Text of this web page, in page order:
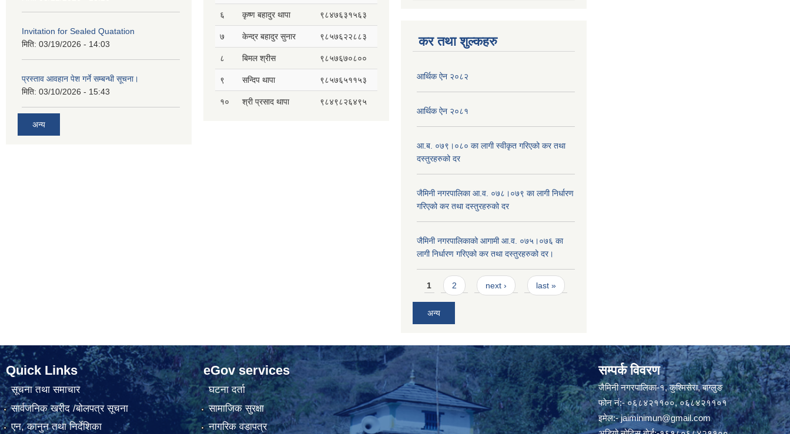
Invitation for Sealed Quatation
मिति: 03/19/2026 - 14:03
प्रस्ताव आवहान पेश गर्ने सम्बन्धी सूचना।
मिति: 03/10/2026 - 15:43
अन्य
६ कृष्ण बहादुर थापा ९८४७६३१५६३
७ केन्द्र बहादुर सुनार ९८५७६२२८८३
८ बिमल श्रीस ९८५७६७०८००
९ सन्दिप थापा ९८५७६५११५३
१० श्री प्रसाद थापा ९८४९८२६४९५
कर तथा शुल्कहरु
आर्थिक ऐन २०८२
आर्थिक ऐन २०८१
आ.ब. ०७९।०८० का लागी स्वीकृत गरिएको कर तथा
दस्तुरहरुको दर
जैमिनी नगरपालिका आ.व. ०७८।०७९ का लागी निर्धारण
गरिएको कर तथा दस्तुरहरुको दर
जैमिनी नगरपालिकाको आगामी आ.व. ०७५।०७६ का
लागी निर्धारण गरिएको कर तथा दस्तुरहरुको दर।
Pages
1 2 next › last »
अन्य
Quick Links
सूचना तथा समाचार
सार्वजनिक खरीद /बोलपत्र सूचना
एन, कानुन तथा निर्देशिका
eGov services
घटना दर्ता
सामाजिक सुरक्षा
नागरिक वडापत्र
सम्पर्क विवरण
जैमिनी नगरपालिका-१, कुश्मिसेरा, बाग्लुङ
फोन नं:- ०६८४२११००, ०६८४२११०१
इमेल:-jaiminimun@gmail.com